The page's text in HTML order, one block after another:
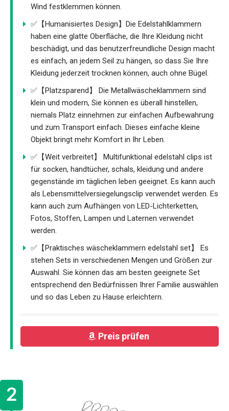
Wind festklemmen können.
✅【Humanisiertes Design】Die Edelstahlklammern
haben eine glatte Oberfläche, die Ihre Kleidung nicht
beschädigt, und das benutzerfreundliche Design macht
es einfach, an jedem Seil zu hängen, so dass Sie Ihre
Kleidung jederzeit trocknen können, auch ohne Bügel.
✅【Platzsparend】 Die Metallwäscheklammern sind
klein und modern, Sie können es überall hinstellen,
niemals Platz einnehmen zur einfachen Aufbewahrung
und zum Transport einfach. Dieses einfache kleine
Objekt bringt mehr Komfort in Ihr Leben.
✅【Weit verbreitet】 Multifunktional edelstahl clips ist
für socken, handtücher, schals, kleidung und andere
gegenstände im täglichen leben geeignet. Es kann auch
als Lebensmittelversiegelungsclip verwendet werden. Es
kann auch zum Aufhängen von LED-Lichterketten,
Fotos, Stoffen, Lampen und Laternen verwendet
werden.
✅【Praktisches wäscheklammern edelstahl set】 Es
stehen Sets in verschiedenen Mengen und Größen zur
Auswahl. Sie können das am besten geeignete Set
entsprechend den Bedürfnissen Ihrer Familie auswählen
und so das Leben zu Hause erleichtern.
Preis prüfen